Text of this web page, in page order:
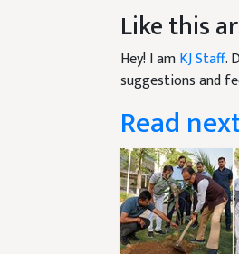
Hey! I amKJ Staff.
suggestions and
Read